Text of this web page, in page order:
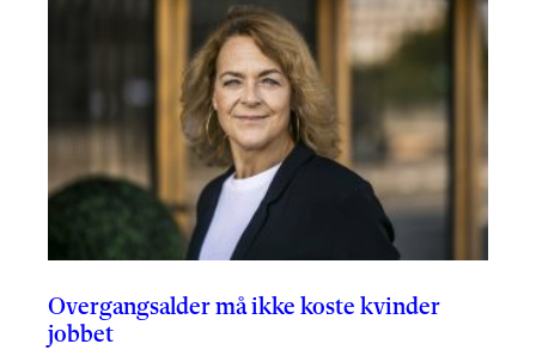
Overgangsalder må ikke koste kvinder
jobbet